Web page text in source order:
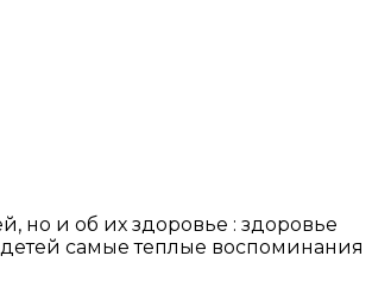
но и об их здоровье : здоровье
самые теплые воспоминания